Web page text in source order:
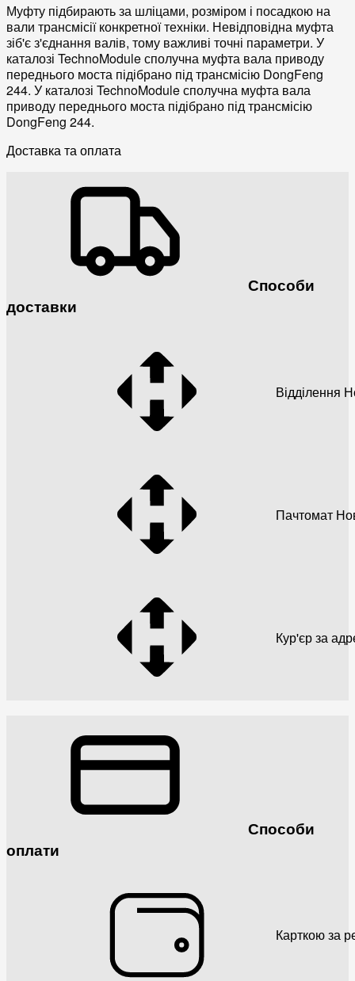
Муфту підбирають за шліцами, розміром і посадкою на
вали трансмісії конкретної техніки. Невідповідна муфта
зіб'є з'єднання валів, тому важливі точні параметри. У
каталозі TechnoModule сполучна муфта вала приводу
переднього моста підібрано під трансмісію DongFeng
244. У каталозі TechnoModule сполучна муфта вала
приводу переднього моста підібрано під трансмісію
DongFeng 244.
Доставка та оплата
Способи
доставки
Відділення
Пачтомат
Кур'єр за
Способи
оплати
Карткою за